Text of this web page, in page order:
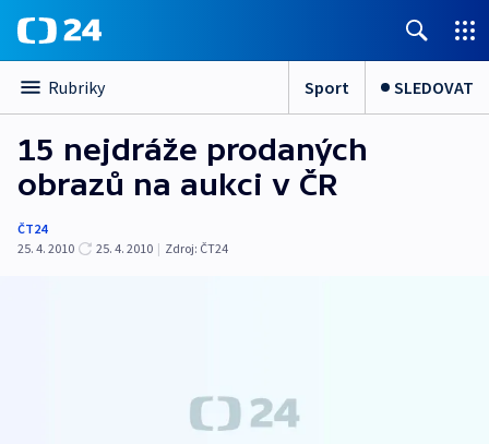
Rubriky Sport SLEDOVAT
15 nejdráže prodaných
obrazů na aukci v ČR
ČT24
25. 4. 2010
25. 4. 2010 | Zdroj: ČT24